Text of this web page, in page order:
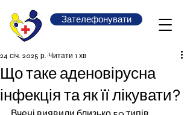
Зателефонувати
Що таке аденовірусна
інфекція та як її лікувати?
24 січ. 2025 р. Читати 1 хв